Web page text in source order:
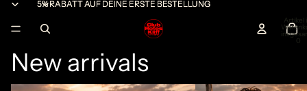
5% RABATT AUF DEINE ERSTE BESTELLUNG
5% RABATT AUF DEINE ERSTE BESTELLUNG
Artikel
0
New arrivals